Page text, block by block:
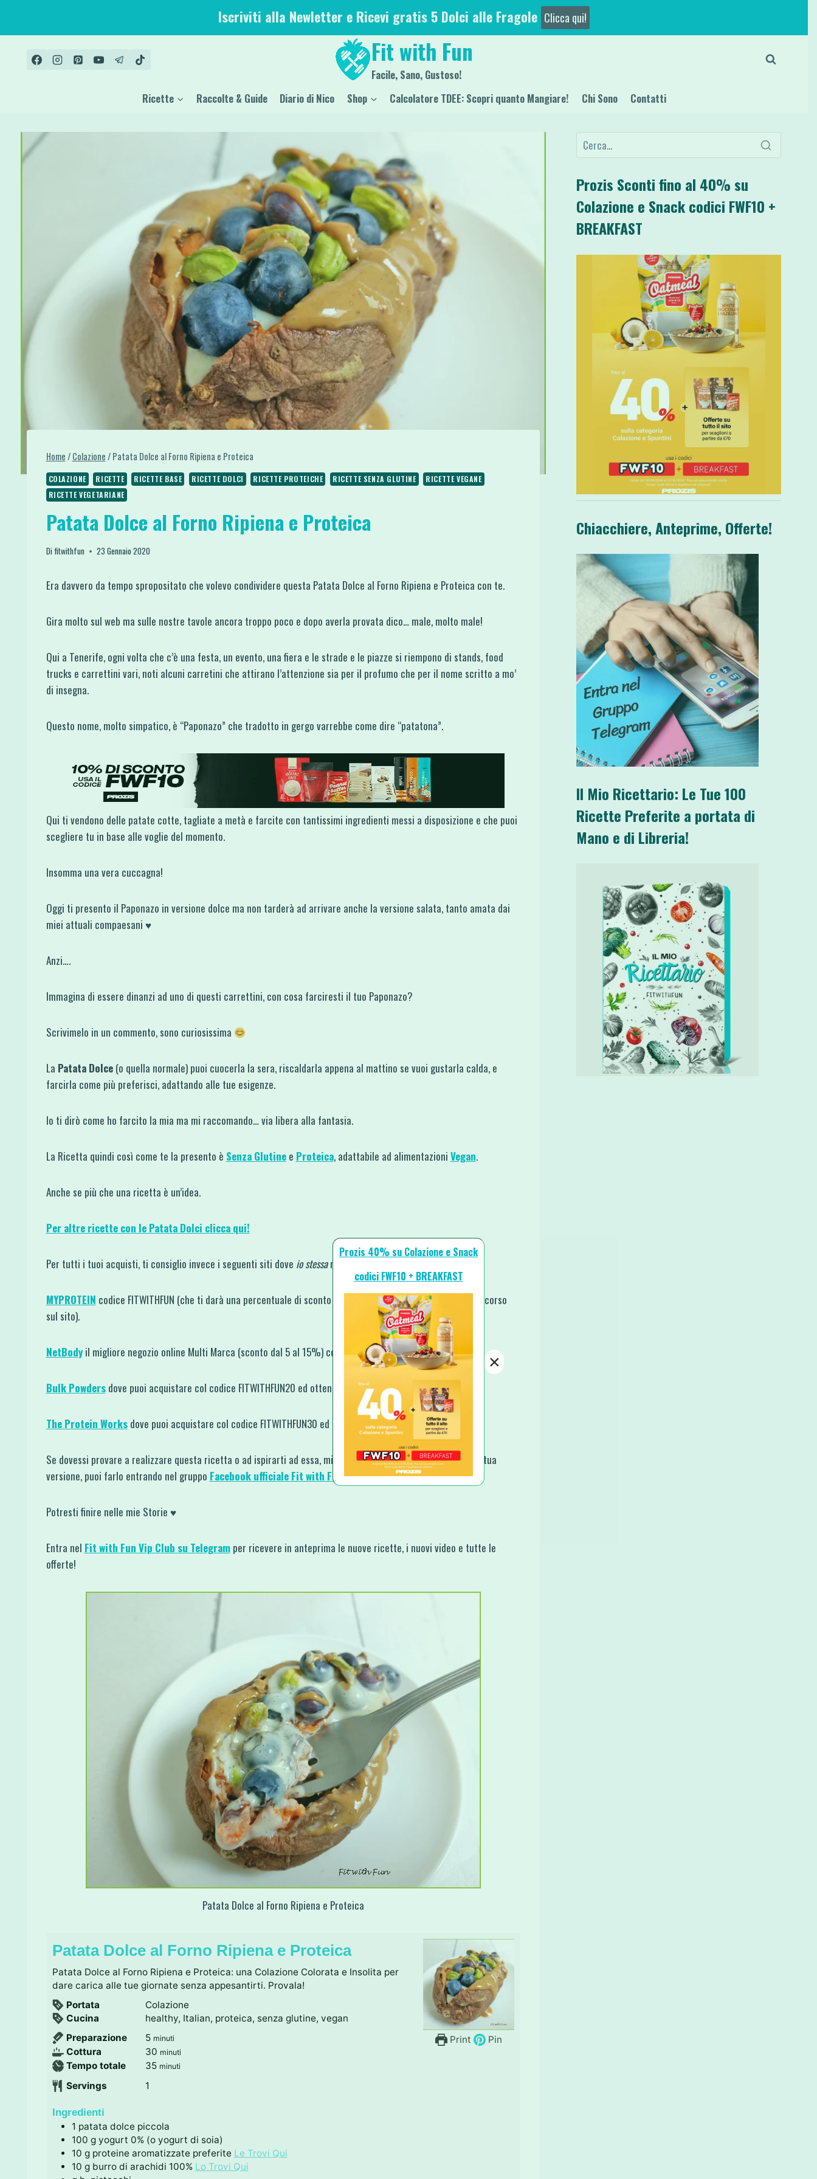
contenuto
Iscriviti alla Newletter e Ricevi gratis 5 Dolci alle Fragole Clicca qui!
Fit with Fun
Facile, Sano, Gustoso!
Ricette Raccolte & Guide Diario di Nico Shop Calcolatore TDEE: Scopri quanto Mangiare! Chi Sono Contatti
Home/ Colazione/ Patata Dolce al Forno Ripiena e Proteica
COLAZIONE RICETTE RICETTE BASE RICETTE DOLCI RICETTE PROTEICHE RICETTE SENZA GLUTINE
RICETTE VEGANE
RICETTE VEGETARIANE
Patata Dolce al Forno Ripiena e Proteica
Difitwithfun 23 Gennaio 2020
Era davvero da tempo spropositato che volevo condividere questa Patata Dolce al Forno Ripiena e Proteica con te.
Gira molto sul web ma sulle nostre tavole ancora troppo poco e dopo averla provata dico… male, molto male!
Qui a Tenerife, ogni volta che c’è una festa, un evento, una fiera e le strade e le piazze si riempono di stands, food
trucks e carrettini vari, noti alcuni carretini che attirano l’attenzione sia per il profumo che per il nome scritto a mo’
di insegna.
Questo nome, molto simpatico, è “Paponazo” che tradotto in gergo varrebbe come dire “patatona”.
Qui ti vendono delle patate cotte, tagliate a metà e farcite con tantissimi ingredienti messi a disposizione e che puoi
scegliere tu in base alle voglie del momento.
Insomma una vera cuccagna!
Oggi ti presento il Paponazo in versione dolce ma non tarderà ad arrivare anche la versione salata, tanto amata dai
miei attuali compaesani ♥
Anzi….
Immagina di essere dinanzi ad uno di questi carrettini, con cosa farciresti il tuo Paponazo?
Scrivimelo in un commento, sono curiosissima
La Patata Dolce(o quella normale) puoi cuocerla la sera, riscaldarla appena al mattino se vuoi gustarla calda, e
farcirla come più preferisci, adattando alle tue esigenze.
Io ti dirò come ho farcito la mia ma mi raccomando… via libera alla fantasia.
La Ricetta quindi così come te la presento è Senza Glutinee Proteica, adattabile ad alimentazioni Vegan.
Anche se più che una ricetta è un’idea.
Per altre ricette con le Patata Dolci clicca qui!
Per tutti i tuoi acquisti, ti consiglio invece i seguenti siti dove io stessami rifornisco:
MYPROTEIN codice FITWITHFUN (che ti darà una percentuale di sconto sempre maggiore rispetto a quelle in corso
sul sito).
NetBodyil migliore negozio online Multi Marca (sconto dal 5 al 15%) codice FITWITHFUN.
Bulk Powdersdove puoi acquistare col codice FITWITHFUN20 ed ottenere un 20% di Sconto.
The Protein Worksdove puoi acquistare col codice FITWITHFUN30 ed ottenere un 30% di Sconto.
Se dovessi provare a realizzare questa ricetta o ad ispirarti ad essa, mi farebbe piacere che mi mostrassi la tua
versione, puoi farlo entrando nel gruppo Facebook ufficiale Fit with Funo taggandomi suInstagram.
Potresti finire nelle mie Storie ♥
Entra nel Fit with Fun Vip Club su Telegramper ricevere in anteprima le nuove ricette, i nuovi video e tutte le
offerte!
Patata Dolce al Forno Ripiena e Proteica
Print Pin
Patata Dolce al Forno Ripiena e Proteica
Patata Dolce al Forno Ripiena e Proteica: una Colazione Colorata e Insolita per
dare carica alle tue giornate senza appesantirti. Provala!
Portata
Colazione
Cucina
healthy, Italian, proteica, senza glutine, vegan
Preparazione
5m
i
n
minuti
Cottura 30 m
minuti
Tempo totale 35m
i
minuti
Servings 1
Ingredienti
1 patata dolce piccola
100 g yogurt 0% (o yogurt di soia)
10 g proteine aromatizzate preferite Le Trovi Qui
10 g burro di arachidi 100% Lo Trovi Qui
Prozis Sconti fino al 40% su
Colazione e Snack codici FWF10 +
BREAKFAST
Chiacchiere, Anteprime, Offerte!
Il Mio Ricettario: Le Tue 100
Ricette Preferite a portata di
Mano e di Libreria!
Prozis 40% su Colazione e Snack
codici FWF10 + BREAKFAST
×